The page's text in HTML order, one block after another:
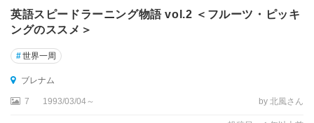
ダ
ニ
ー
デ
ン
英語スピードラーニング物語 vol.2 ＜フルーツ・ピッキ
ングのススメ＞
#世界一周
ブレナム
7 1993/03/04～ by 北風さん